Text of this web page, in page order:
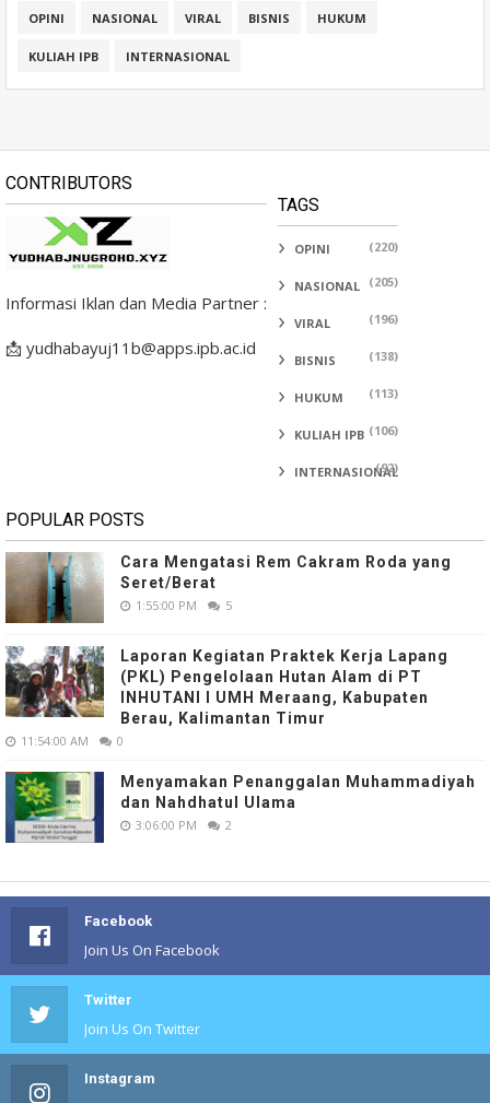
OPINI NASIONAL VIRAL BISNIS HUKUM
KULIAH IPB INTERNASIONAL
CONTRIBUTORS
Informasi Iklan dan Media Partner :
📩 yudhabayuj11b@apps.ipb.ac.id
TAGS
OPINI (220)
NASIONAL (205)
VIRAL (196)
BISNIS (138)
HUKUM (113)
KULIAH IPB (106)
INTERNASIONAL
(92)
POPULAR POSTS
Cara Mengatasi Rem Cakram Roda yang
Seret/Berat
1:55:00 PM 5
Laporan Kegiatan Praktek Kerja Lapang
(PKL) Pengelolaan Hutan Alam di PT
INHUTANI I UMH Meraang, Kabupaten
Berau, Kalimantan Timur
11:54:00 AM 0
Menyamakan Penanggalan Muhammadiyah
dan Nahdhatul Ulama
3:06:00 PM 2
Facebook
Join Us On Facebook
Twitter
Join Us On Twitter
Instagram